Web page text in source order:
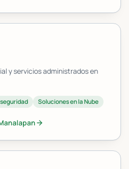
y servicios administrados en
Soluciones en la Nube